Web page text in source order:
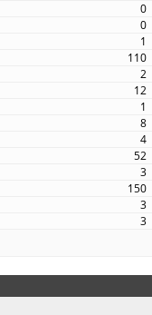
0
0
1
110
2
12
1
8
4
52
3
150
3
3